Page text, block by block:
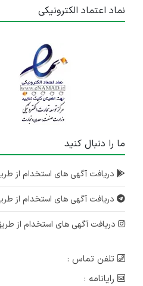
کارشناس مناقصات
خوزستان
۲ سال پیش
کارشناس طرح و مطالعه
خوزستان
نماد اعتماد الکترونیکی
ما را دنبال کنید
دریافت آگهی های استخدام از
دریافت آگهی های استخدام از
دریافت آگهی های استخدام از
تلفن تماس :
رایانامه :